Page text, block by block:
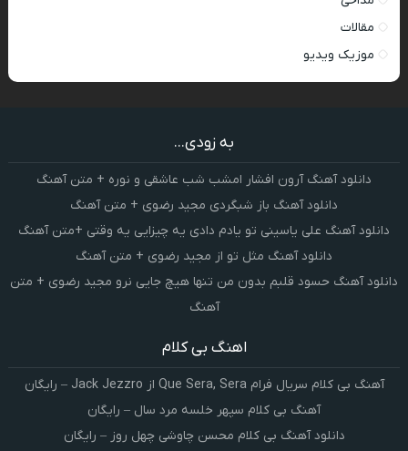
مقالات
موزیک ویدیو
به زودی...
دانلود آهنگ آرون افشار امشب شب عاشقی و نوره + متن آهنگ
دانلود آهنگ باز شبگردی مجید رضوی + متن آهنگ
دانلود آهنگ علی یاسینی تو یادم دادی یه چیزایی یه وقتی +متن آهنگ
دانلود آهنگ مثل تو از مجید رضوی + متن آهنگ
دانلود آهنگ حسود قلبم بدون من تنها هیچ جایی نرو مجید رضوی + متن
آهنگ
اهنگ بی کلام
آهنگ بی کلام سریال فرام Que Sera, Sera از Jack Jezzro – رایگان
آهنگ بی کلام سپهر خلسه مرد سال – رایگان
دانلود آهنگ بی کلام محسن چاوشی چهل روز – رایگان